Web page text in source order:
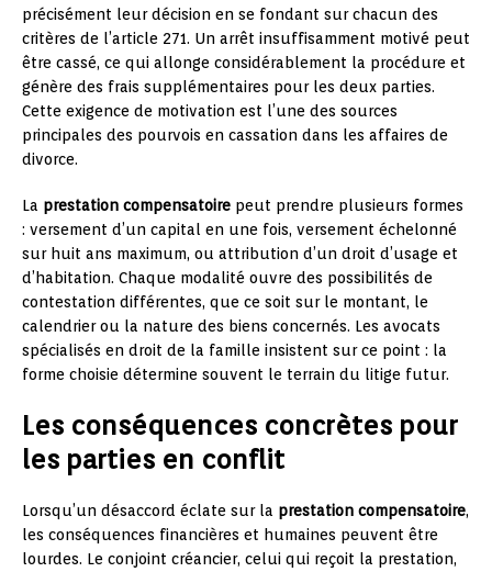
précisément leur décision en se fondant sur chacun des
critères de l’article 271. Un arrêt insuffisamment motivé peut
être cassé, ce qui allonge considérablement la procédure et
génère des frais supplémentaires pour les deux parties.
Cette exigence de motivation est l’une des sources
principales des pourvois en cassation dans les affaires de
divorce.
La prestation compensatoire peut prendre plusieurs formes
: versement d’un capital en une fois, versement échelonné
sur huit ans maximum, ou attribution d’un droit d’usage et
d’habitation. Chaque modalité ouvre des possibilités de
contestation différentes, que ce soit sur le montant, le
calendrier ou la nature des biens concernés. Les avocats
spécialisés en droit de la famille insistent sur ce point : la
forme choisie détermine souvent le terrain du litige futur.
Les conséquences concrètes pour
les parties en conflit
Lorsqu’un désaccord éclate sur la prestation compensatoire,
les conséquences financières et humaines peuvent être
lourdes. Le conjoint créancier, celui qui reçoit la prestation,